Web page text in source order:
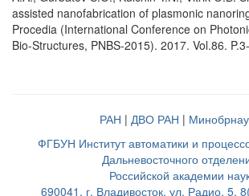
assisted nanofabrication of plasmonic
Procedia (International Conference on
Bio-Structures, PNBS-2015). 2017. Vol.86.
РАН | ДВО РАН |
ФГБУН Институт автоматики и
Дальневосточного
Российской академии
690041, г. Владивосток, ул. Радио, 5,